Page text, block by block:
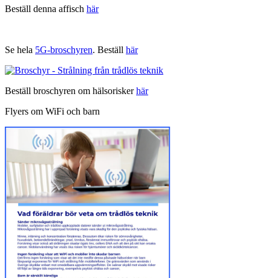
Beställ denna affisch här
Se hela 5G-broschyren. Beställ här
Beställ broschyren om hälsoriskerhär
Flyers om WiFi och barn